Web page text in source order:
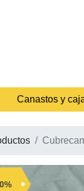
Canastos y